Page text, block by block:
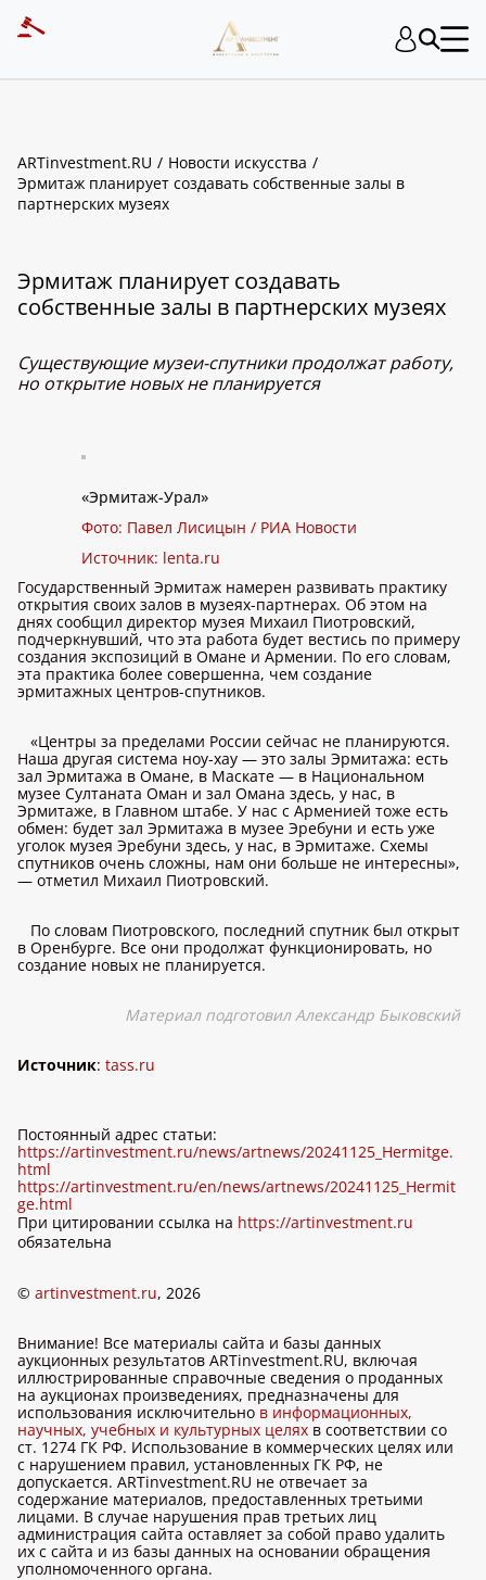
ARTinvestment.RU
Новости искусства
Эрмитаж планирует создавать собственные залы в
партнерских музеях
Эрмитаж планирует создавать
собственные залы в партнерских музеях
Существующие музеи-спутники продолжат работу,
но открытие новых не планируется
«Эрмитаж-Урал»
Фото: Павел Лисицын / РИА Новости
Источник: lenta.ru
Государственный Эрмитаж намерен развивать практику
открытия своих залов в музеях-партнерах. Об этом на
днях сообщил директор музея Михаил Пиотровский,
подчеркнувший, что эта работа будет вестись по примеру
создания экспозиций в Омане и Армении. По его словам,
эта практика более совершенна, чем создание
эрмитажных центров-спутников.
«Центры за пределами России сейчас не планируются.
Наша другая система ноу-хау — это залы Эрмитажа: есть
зал Эрмитажа в Омане, в Маскате — в Национальном
музее Султаната Оман и зал Омана здесь, у нас, в
Эрмитаже, в Главном штабе. У нас с Арменией тоже есть
обмен: будет зал Эрмитажа в музее Эребуни и есть уже
уголок музея Эребуни здесь, у нас, в Эрмитаже. Схемы
спутников очень сложны, нам они больше не интересны»,
— отметил Михаил Пиотровский.
По словам Пиотровского, последний спутник был открыт
в Оренбурге. Все они продолжат функционировать, но
создание новых не планируется.
Материал подготовил Александр Быковский
Источник: tass.ru
Постоянный адрес статьи:
https://artinvestment.ru/news/artnews/20241125_Hermitge.
html
https://artinvestment.ru/en/news/artnews/20241125_Hermit
ge.html
При цитировании ссылка на https://artinvestment.ru
обязательна
© artinvestment.ru, 2026
Внимание! Все материалы сайта и базы данных
аукционных результатов ARTinvestment.RU, включая
иллюстрированные справочные сведения о проданных
на аукционах произведениях, предназначены для
использования исключительно в информационных,
научных, учебных и культурных целях в соответствии со
ст. 1274 ГК РФ. Использование в коммерческих целях или
с нарушением правил, установленных ГК РФ, не
допускается. ARTinvestment.RU не отвечает за
содержание материалов, предоставленных третьими
лицами. В случае нарушения прав третьих лиц
администрация сайта оставляет за собой право удалить
их с сайта и из базы данных на основании обращения
уполномоченного органа.